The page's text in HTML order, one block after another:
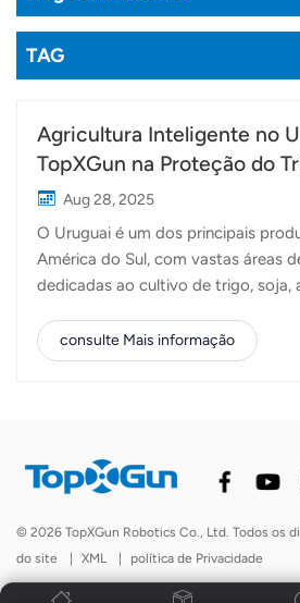
Türkçe
TAG
Agricultura Inteligente no
TopXGun na Proteção do
Aug 28, 2025
O Uruguai é um dos principais
América do Sul, com vastas áreas
dedicadas ao cultivo de trigo, soja,
enfrenta o desafio de garantir a
oportuna das culturas, mantendo
parceiro no Uruguai. Juntos,
práticas de campo usando Drones
campos de trigo. Durante as
foram utilizados drones agrícolas
um trazendo vantagens exclusivas
consulte Mais informação
© 2026 TopXGun Robotics Co., Ltd. Todos os
do site
| XML | política de Privacidade